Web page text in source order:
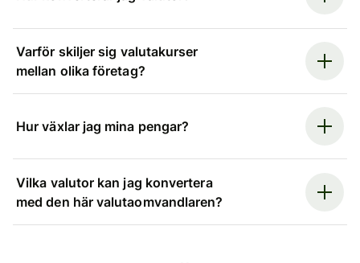
Varför skiljer sig valutakurser
mellan olika företag?
Hur växlar jag mina pengar?
Vilka valutor kan jag konvertera
med den här valutaomvandlaren?